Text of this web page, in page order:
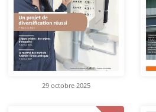
29 octobre 2025